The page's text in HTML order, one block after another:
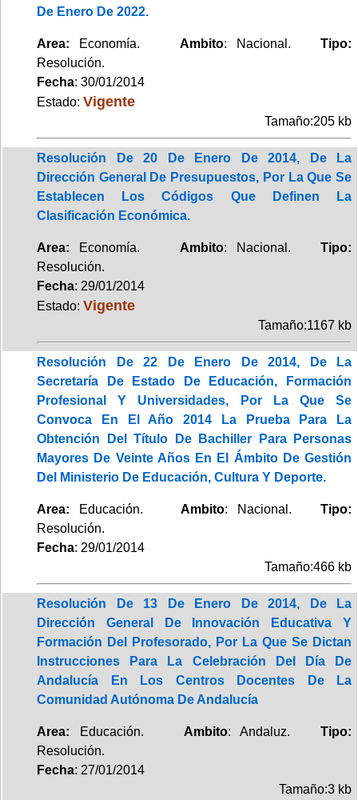
De Enero De 2022.
Area: Economía. Ambito: Nacional.Tipo:
Resolución.
Fecha: 30/01/2014
Estado: Vigente
Tamaño:205 kb
Resolución De 20 De Enero De 2014, De La
Dirección General De Presupuestos, Por La Que Se
Establecen Los Códigos Que Definen La
Clasificación Económica.
Area: Economía. Ambito: Nacional.Tipo:
Resolución.
Fecha: 29/01/2014
Estado: Vigente
Tamaño:1167 kb
Resolución De 22 De Enero De 2014, De La
Secretaría De Estado De Educación, Formación
Profesional Y Universidades, Por La Que Se
Convoca En El Año 2014 La Prueba Para La
Obtención Del Título De Bachiller Para Personas
Mayores De Veinte Años En El Ámbito De Gestión
Del Ministerio De Educación, Cultura Y Deporte.
Area: Educación.Ambito: Nacional.Tipo:
Resolución.
Fecha: 29/01/2014
Tamaño:466 kb
Resolución De 13 De Enero De 2014, De La
Dirección General De Innovación Educativa Y
Formación Del Profesorado, Por La Que Se Dictan
Instrucciones Para La Celebración Del Día De
Andalucía En Los Centros Docentes De La
Comunidad Autónoma De Andalucía
Area: Educación. Ambito: Andaluz.Tipo:
Resolución.
Fecha: 27/01/2014
Tamaño:3 kb